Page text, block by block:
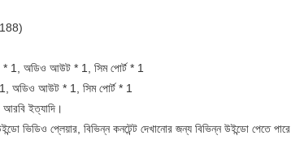
1, অডিও আউট * 1, সিম পোর্ট * 1
অডিও আউট * 1, সিম পোর্ট * 1
আরবি ইত্যাদি।
ভিডিও প্লেয়ার, বিভিন্ন কনটেন্ট দেখানোর জন্য বিভিন্ন উইন্ডো পেতে পারে